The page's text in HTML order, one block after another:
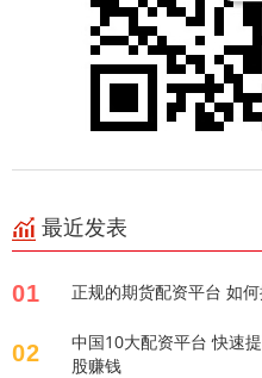
最近发表
01 正规的期货配资平台 如
02
中国10大配资平台 快速
股赚钱